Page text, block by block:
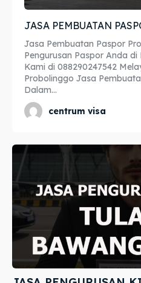
Asuransi
Blog
Asuransi
Blog
JASA PEMBUATAN
Jasa Pembuatan Paspor
Pengurusan Paspor Anda
Kami di 088290247542
Probolinggo Jasa
Dalam...
centrum visa